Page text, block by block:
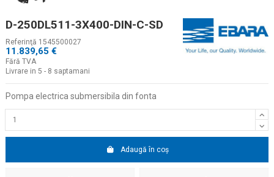
D-250DL511-3X400-DIN-C-SD
Referinţă 1545500027
11.839,65 €
Fără TVA
Livrare in 5 - 8 saptamani
Pompa electrica submersibila din fonta
Adaugă în coș